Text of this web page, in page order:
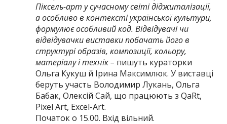
Піксель-арт у сучасному світі діджиталізації,
а особливо в контексті української культури,
формулює особливий код. Відвідувачі чи
відвідувачки виставки побачать його в
структурі образів, композиції, кольору,
матеріалу і технік – пишуть кураторки
Ольга Кукуш й Ірина Максимлюк. У виставці
беруть участь Володимир Лукань, Ольга
Бабак, Олексій Сай, що працюють з QaRt,
Pixel Art, Excel-Art.
Початок о 15.00. Вхід вільний.